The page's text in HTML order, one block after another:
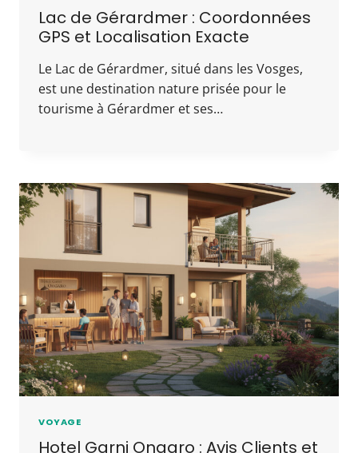
Lac de Gérardmer : Coordonnées
GPS et Localisation Exacte
Le Lac de Gérardmer, situé dans les Vosges,
est une destination nature prisée pour le
tourisme à Gérardmer et ses…
VOYAGE
Hotel Garni Ongaro : Avis Clients et